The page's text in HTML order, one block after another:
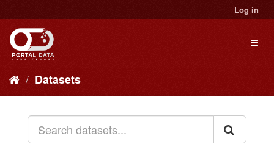
to
content
Log in
Datasets